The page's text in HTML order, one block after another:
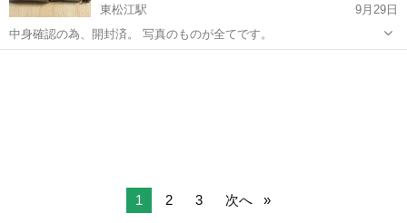
東松江駅
9月29日
中身確認の為、開封済。 写真のものが全てです。
1 2 3 次へ